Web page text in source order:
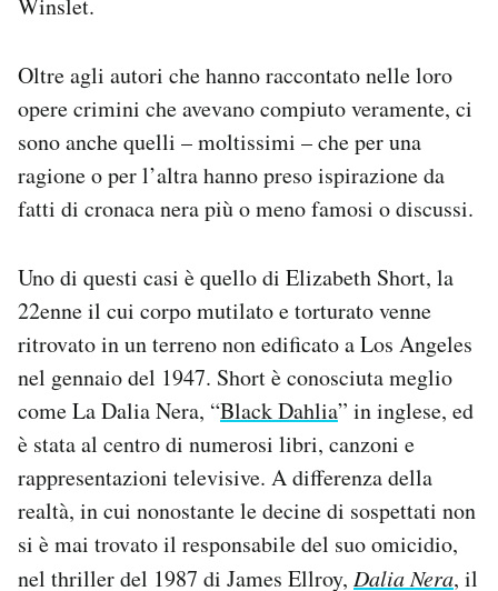
Winslet.
Oltre agli autori che hanno raccontato nelle loro
opere crimini che avevano compiuto veramente, ci
sono anche quelli – moltissimi – che per una
ragione o per l’altra hanno preso ispirazione da
fatti di cronaca nera più o meno famosi o discussi.
Uno di questi casi è quello di Elizabeth Short, la
22enne il cui corpo mutilato e torturato venne
ritrovato in un terreno non edificato a Los Angeles
nel gennaio del 1947. Short è conosciuta meglio
come La Dalia Nera, “Black Dahlia” in inglese, ed
è stata al centro di numerosi libri, canzoni e
rappresentazioni televisive. A differenza della
realtà, in cui nonostante le decine di sospettati non
si è mai trovato il responsabile del suo omicidio,
nel thriller del 1987 di James Ellroy, Dalia Nera, il